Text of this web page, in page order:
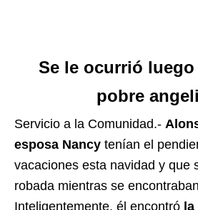
Se le ocurrió luego
pobre
Servicio a la Comunidad.-
esposa Nancy tenían el
vacaciones esta navidad y que
robada mientras se
Inteligentemente, él encontró